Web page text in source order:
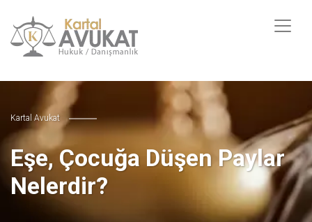
Kartal Avukat
Eşe, Çocuğa Düşen Paylar
Nelerdir?